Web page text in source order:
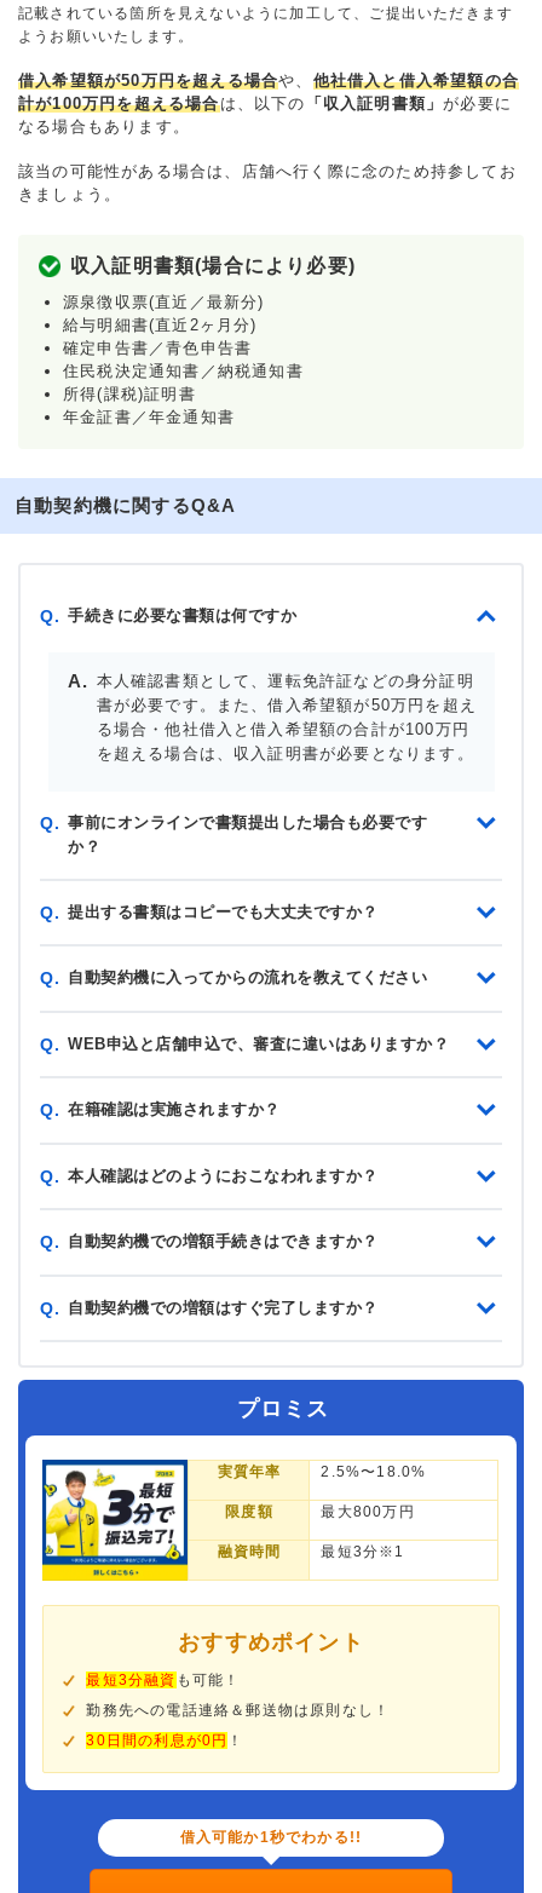
記載されている箇所を見えないように加工して、ご提出いただきます
ようお願いいたします。
借入希望額が50万円を超える場合や、 他社借入と借入希望額の合
計が100万円を超える場合は、以下の 「収入証明書類」が必要に
なる場合もあります。
該当の可能性がある場合は、店舗へ行く際に念のため持参してお
きましょう。
収入証明書類(場合により必要)
源泉徴収票(直近／最新分)
給与明細書(直近2ヶ月分)
確定申告書／青色申告書
住民税決定通知書／納税通知書
所得(課税)証明書
年金証書／年金通知書
自動契約機に関するQ&A
Q. 手続きに必要な書類は何ですか
本人確認書類として、運転免許証などの身分証明
書が必要です。また、借入希望額が50万円を超え
る場合・他社借入と借入希望額の合計が100万円
を超える場合は、収入証明書が必要となります。
Q. 事前にオンラインで書類提出した場合も必要です
か？
Q. 提出する書類はコピーでも大丈夫ですか？
Q. 自動契約機に入ってからの流れを教えてください
Q. WEB申込と店舗申込で、審査に違いはありますか？
Q. 在籍確認は実施されますか？
Q. 本人確認はどのようにおこなわれますか？
Q. 自動契約機での増額手続きはできますか？
Q. 自動契約機での増額はすぐ完了しますか？
プロミス
実質年率 2.5%〜18.0%
限度額 最大800万円
融資時間 最短3分※1
おすすめポイント
最短3分融資 も可能！
勤務先への電話連絡＆郵送物は原則なし！
30日間の利息が0円 ！
借入可能か1秒でわかる!!